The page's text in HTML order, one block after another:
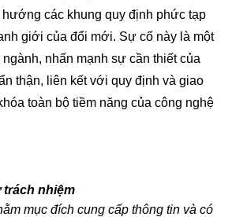
các khung quy định phức tạp
giới của đổi mới. Sự cố này là một
nhấn mạnh sự cần thiết của
thận, liên kết với quy định và giao
toàn bộ tiềm năng của công nghệ
trách nhiệm
mục đích cung cấp thông tin và có